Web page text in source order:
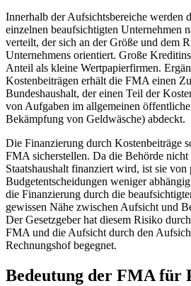
Innerhalb der Aufsichtsbereiche werden
einzelnen beaufsichtigten Unternehmen
verteilt, der sich an der Größe und dem
Unternehmens orientiert. Große
Anteil als kleine Wertpapierfirmen.
Kostenbeiträgen erhält die FMA einen
Bundeshaushalt, der einen Teil der
von Aufgaben im allgemeinen
Bekämpfung von Geldwäsche) abdeckt.
Die Finanzierung durch Kostenbeiträge
FMA sicherstellen. Da die Behörde nicht
Staatshaushalt finanziert wird, ist sie von
Budgetentscheidungen weniger
die Finanzierung durch die
gewissen Nähe zwischen Aufsicht und
Der Gesetzgeber hat diesem Risiko
FMA und die Aufsicht durch den
Rechnungshof begegnet.
Bedeutung der FMA für